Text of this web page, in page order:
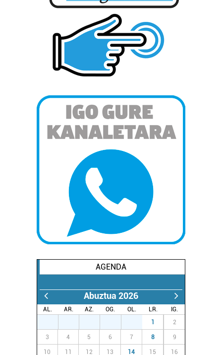
AGENDA
Abuztua 2026
AL. AR. AZ. OG. OL. LR.
IG.
1 2
3 4 5 6 7 8 9
10 11 12 13 14 15 16